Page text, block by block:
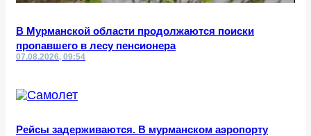
В Мурманской области продолжаются поиски
пропавшего в лесу пенсионера
07.08.2026, 09:54
Рейсы задерживаются. В мурманском аэропорту